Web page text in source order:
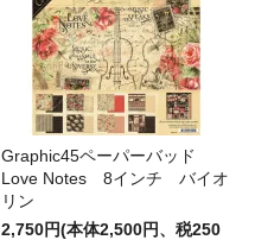
Graphic45ペーパーバッド
Love Notes 8インチ バイオ
リン
2,750円(本体2,500円、税250